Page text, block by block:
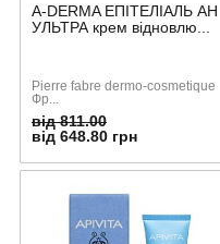
A-DERMA ЕПІТЕЛІАЛЬ АН
УЛЬТРА крем відновлю...
Pierre fabre dermo-cosmetique
Фр...
від 811.00
від 648.80 грн